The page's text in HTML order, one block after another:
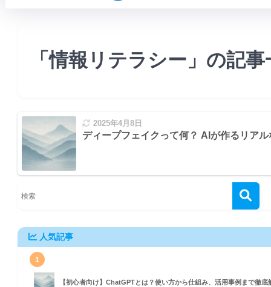
「情報リテラシー」の記事
2025年4月8日
ディープフェイクって何？ AIが作るリア
人気記事
1
【初心者向け】ChatGPTとは？使い方から仕組み、活用事例まで徹底